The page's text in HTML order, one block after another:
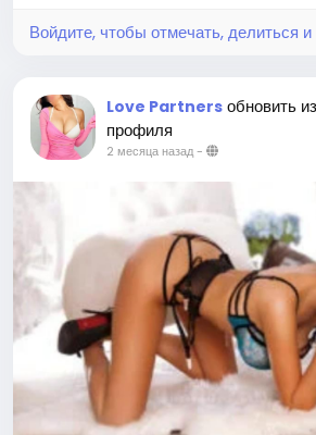
Войдите, чтобы отмечать, делиться
Love Partners обновить
профиля
2 месяца назад-